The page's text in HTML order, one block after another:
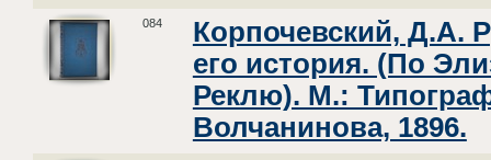
084
Корпочевский, Д.А.
его история. (По
Реклю). М.:
Волчанинова, 1896.